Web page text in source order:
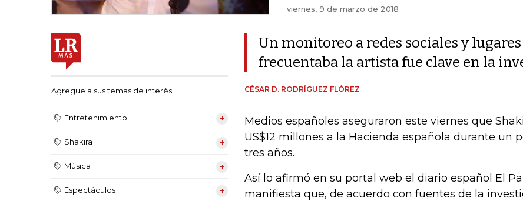
viernes, 9 de marzo de 2018
Agregue a sus temas de interés
Entretenimiento
Shakira
Música
Espectáculos
Un monitoreo a redes sociales y
frecuentaba la artista fue clave en la
CÉSAR D. RODRÍGUEZ FLÓREZ
Medios españoles aseguraron este viernes que
US$12 millones a la Hacienda española durante un
tres años.
Así lo afirmó en su portal web el diario español El
manifiesta que, de acuerdo con fuentes de la